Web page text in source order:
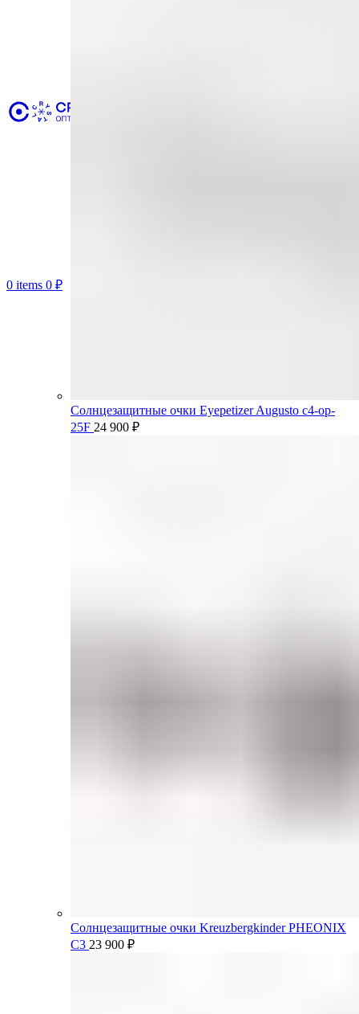
0 items 0 ₽
Солнцезащитные очки Eyepetizer Augusto c4-op-
25F 24 900 ₽
Солнцезащитные очки Kreuzbergkinder PHEONIX
C3 23 900 ₽